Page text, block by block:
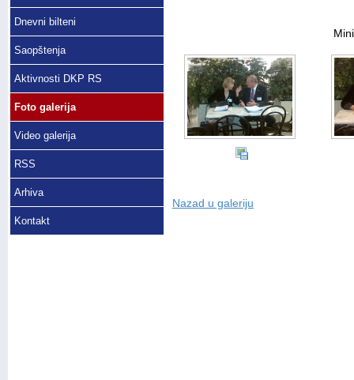
Dnevni bilteni
Saopštenja
Aktivnosti DKP RS
Foto galerija
Video galerija
RSS
Arhiva
Kontakt
Nazad u galeriju